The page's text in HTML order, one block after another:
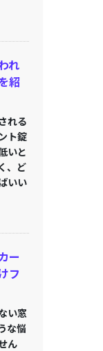
れ
紹
れる
ト錠
いと
、ど
いい
ー
フ
い窓
な悩
ん